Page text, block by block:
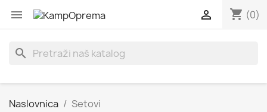
 shopping_cart (0)

search
Naslovnica Setovi